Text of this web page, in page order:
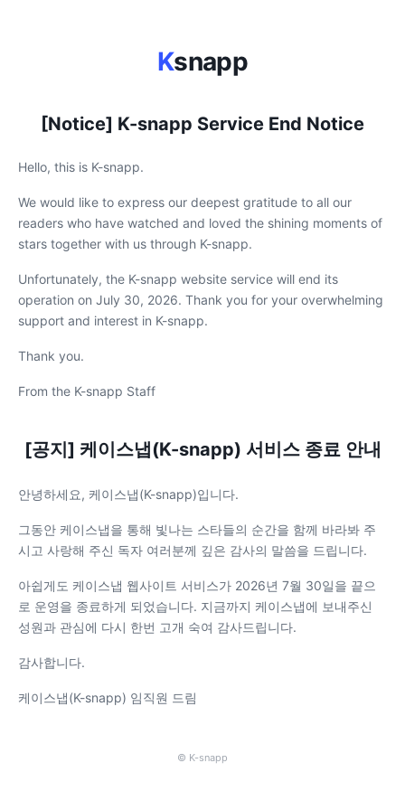
Ksnapp
[Notice] K-snapp Service End Notice
Hello, this is K-snapp.
We would like to express our deepest gratitude to all our
readers who have watched and loved the shining moments of
stars together with us through K-snapp.
Unfortunately, the K-snapp website service will end its
operation on July 30, 2026. Thank you for your overwhelming
support and interest in K-snapp.
Thank you.
From the K-snapp Staff
[공지] 케이스냅(K-snapp) 서비스 종료 안내
안녕하세요, 케이스냅(K-snapp)입니다.
그동안 케이스냅을 통해 빛나는 스타들의 순간을 함께 바라봐 주
시고 사랑해 주신 독자 여러분께 깊은 감사의 말씀을 드립니다.
아쉽게도 케이스냅 웹사이트 서비스가 2026년 7월 30일을 끝으
로 운영을 종료하게 되었습니다. 지금까지 케이스냅에 보내주신
성원과 관심에 다시 한번 고개 숙여 감사드립니다.
감사합니다.
케이스냅(K-snapp) 임직원 드림
© K-snapp